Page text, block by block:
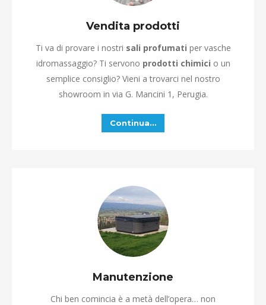
Vendita prodotti
Ti va di provare i nostri sali profumati per vasche
idromassaggio? Ti servono prodotti chimici o un
semplice consiglio? Vieni a trovarci nel nostro
showroom in via G. Mancini 1, Perugia.
Continua…
Manutenzione
Chi ben comincia è a metà dell’opera… non